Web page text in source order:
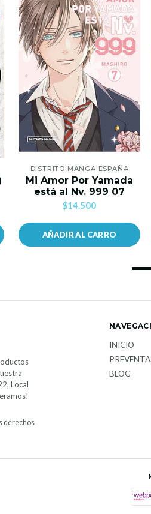
DISTRITO MANGA ESPAÑA
Mi Amor Por Yamada
está al Nv. 999 07
$14.500
AÑADIR AL CARRO
Local
derechos
INICIO
BLOG